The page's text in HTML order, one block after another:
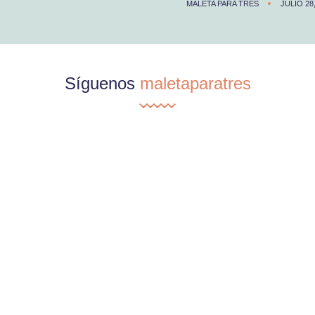
MALETA PARA TRES JULIO
Síguenos maletaparatres